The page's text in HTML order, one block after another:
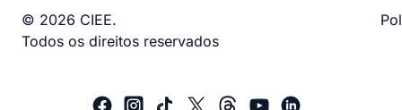
© 2026 CIEE.
Todos os direitos reservados